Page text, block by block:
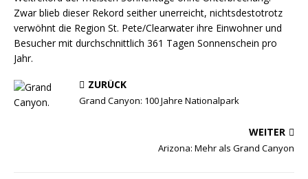
Zwar blieb dieser Rekord seither unerreicht, nichtsdestotrotz
verwöhnt die Region St. Pete/Clearwater ihre Einwohner und
Besucher mit durchschnittlich 361 Tagen Sonnenschein pro
Jahr.
ZURÜCK
Grand Canyon: 100 Jahre Nationalpark
WEITER
Arizona: Mehr als Grand Canyon